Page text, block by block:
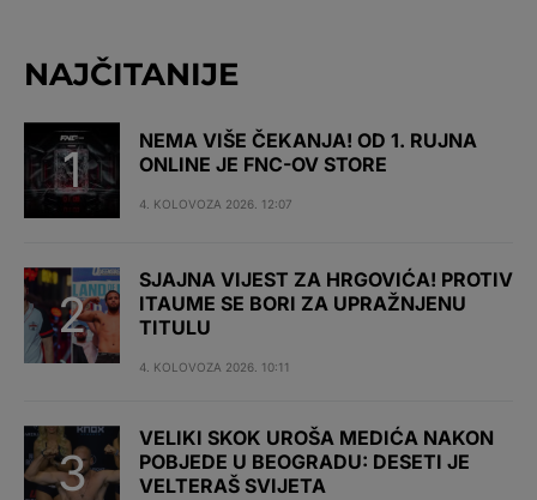
NAJČITANIJE
NEMA VIŠE ČEKANJA! OD 1. RUJNA
ONLINE JE FNC-OV STORE
4. KOLOVOZA 2026. 12:07
SJAJNA VIJEST ZA HRGOVIĆA! PROTIV
ITAUME SE BORI ZA UPRAŽNJENU
TITULU
4. KOLOVOZA 2026. 10:11
VELIKI SKOK UROŠA MEDIĆA NAKON
POBJEDE U BEOGRADU: DESETI JE
VELTERAŠ SVIJETA